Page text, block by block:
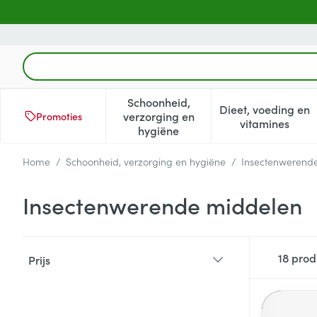
Product, merk, categorie...
Promoties
Schoonheid,
verzorging en
hygiëne
Toon submenu voor
Dieet, voeding en
vitamines
Toon
Home / Schoonheid, verzorging en hygiëne /
Insectenwerende middelen
Prijs
18